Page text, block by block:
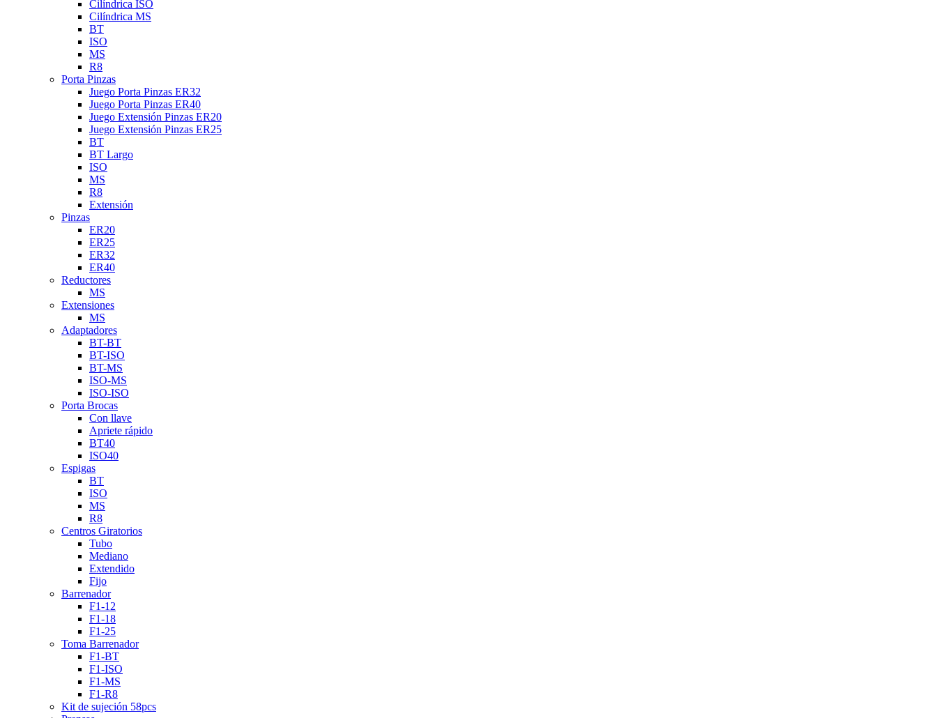
Cilíndrica ISO
Cilíndrica MS
BT
ISO
MS
R8
Porta Pinzas
Juego Porta Pinzas ER32
Juego Porta Pinzas ER40
Juego Extensión Pinzas ER20
Juego Extensión Pinzas ER25
BT
BT Largo
ISO
MS
R8
Extensión
Pinzas
ER20
ER25
ER32
ER40
Reductores
MS
Extensiones
MS
Adaptadores
BT-BT
BT-ISO
BT-MS
ISO-MS
ISO-ISO
Porta Brocas
Con llave
Apriete rápido
BT40
ISO40
Espigas
BT
ISO
MS
R8
Centros Giratorios
Tubo
Mediano
Extendido
Fijo
Barrenador
F1-12
F1-18
F1-25
Toma Barrenador
F1-BT
F1-ISO
F1-MS
F1-R8
Kit de sujeción 58pcs